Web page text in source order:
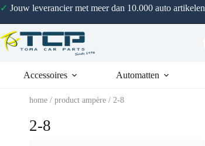
✓ Jouw leverancier met meer dan 10.000 auto artikelen
Accessoires Automatten
home / product ampère / 2-8
2-8